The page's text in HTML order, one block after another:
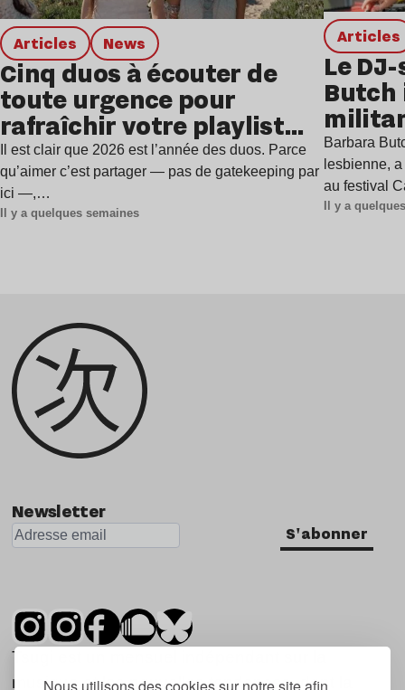
Articles news
Cinq duos à écouter de
toute urgence pour
rafraîchir votre playlist
estivale
Il est clair que 2026 est l’année des duos. Parce
qu’aimer c’est partager — pas de gatekeeping par
ici —,…
Il y a quelques semaines
Articles
Le
Butch
à
Barbara
lesbienne,
au festival
Il y a
Newsletter
S'abonner
Tsugi est un mensuel indépendant sur la
musique et les nouvelles tendances, dont la